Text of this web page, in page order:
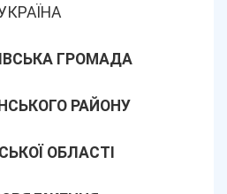
ГРОМАДА
РАЙОНУ
ОБЛАСТІ